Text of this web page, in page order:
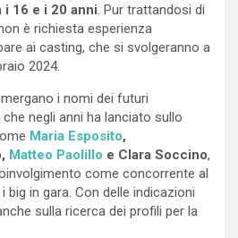
i 16 e i 20 anni. Pur trattandosi di
è richiesta esperienza
ai casting, che si svolgeranno a
2024.
i nomi dei futuri
negli anni ha lanciato sullo
Maria Esposito,
Matteo Paolillo e Clara Soccino,
come concorrente al
big in gara. Con delle indicazioni
sulla ricerca dei profili per la